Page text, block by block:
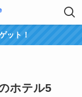
ット！
ホテル5